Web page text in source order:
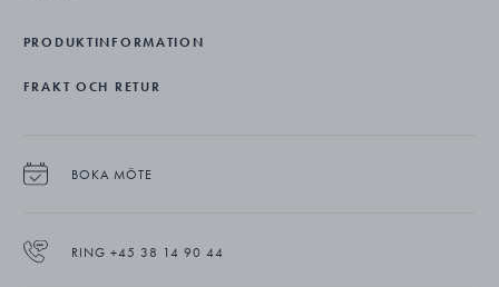
PRODUKTINFORMATION
FRAKT OCH RETUR
BOKA MÖTE
RING +45 38 14 90 44